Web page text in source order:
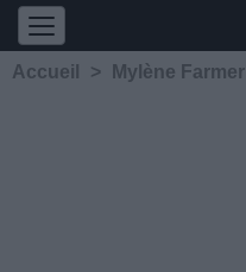
Accueil > Mylène Farmer